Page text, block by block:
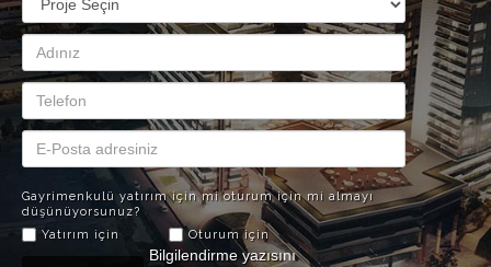
Gayrimenkulü yatırım için mi oturum için mi almayı
düşünüyorsunuz?
Yatırım için
Oturum için
Bilgilendirme yazısını